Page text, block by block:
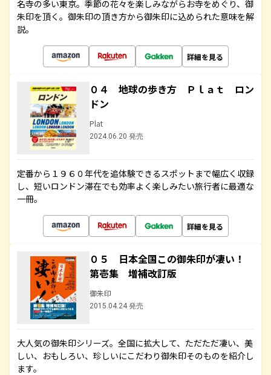
名寺の多い東京。季節の花々を楽しみながらお寺をめぐり、御
朱印を頂く。御朱印の頂き方から御朱印に込められた意味を解
説。
詳細を見る
０４ 地球の歩き方 Ｐｌａｔ ロン
ドン
Plat
2024.06.20 発売
定番から１９６０年代を追体験できるスポットまで幅広く収録
し、短いロンドン滞在でも効率よく楽しみたい旅行者に最適な
一冊。
詳細を見る
０５ 日本全国この御朱印が凄い！
第壱集 増補改訂版
御朱印
2015.04.24 発売
大人気の御朱印シリーズ。全国に拡大して、ただただ凄い、美
しい、おもしろい、珍しいにこだわり御朱印そのものを紹介し
ます。